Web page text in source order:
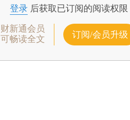
登录后获取已订阅的阅读权限
财新通会员
可畅读全文
订阅/会员升级